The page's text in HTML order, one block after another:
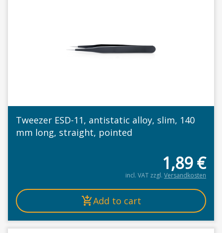
Tweezer ESD-11, antistatic alloy, slim, 140
mm long, straight, pointed
1,89€
incl. VAT zzgl. Versandkosten
Add to cart